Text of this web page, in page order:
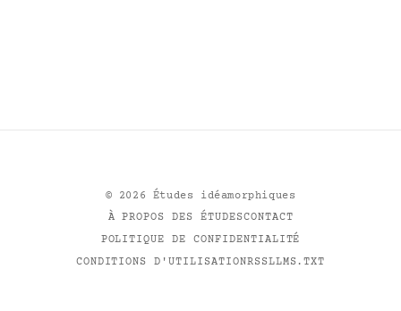
© 2026 Études idéamorphiques
À PROPOS DES ÉTUDESCONTACT
POLITIQUE DE CONFIDENTIALITÉ
CONDITIONS D'UTILISATIONRSSLLMS.TXT